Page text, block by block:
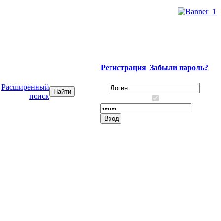
Расширенный
поиск
Регистрация Забыли пароль?